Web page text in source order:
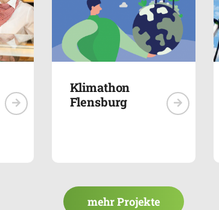
Klimathon
Flensburg
mehr Projekte